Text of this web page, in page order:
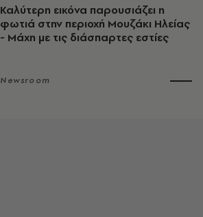
Καλύτερη εικόνα παρουσιάζει η
φωτιά στην περιοχή Μουζάκι Ηλείας
- Μάχη με τις διάσπαρτες εστίες
Newsroom